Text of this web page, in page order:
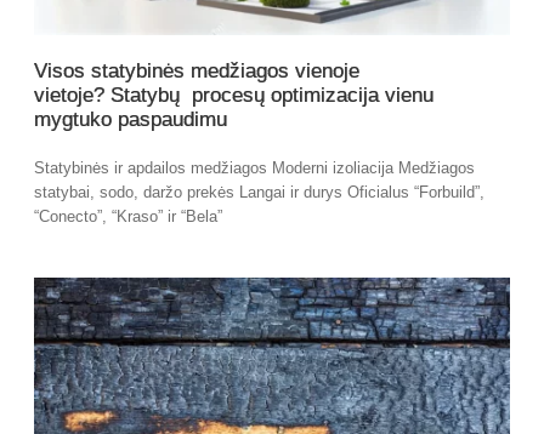
Visos statybinės medžiagos vienoje
vietoje? Statybų procesų optimizacija vienu
mygtuko paspaudimu
Statybinės ir apdailos medžiagos Moderni izoliacija Medžiagos
statybai, sodo, daržo prekės Langai ir durys Oficialus “Forbuild”,
“Conecto”, “Kraso” ir “Bela”